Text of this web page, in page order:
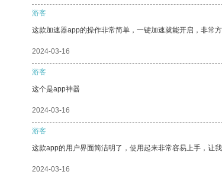
游客
这款加速器app的操作非常简单，一键加速就能开启，非常方
2024-03-16
游客
这个是app神器
2024-03-16
游客
这款app的用户界面简洁明了，使用起来非常容易上手，让
2024-03-16